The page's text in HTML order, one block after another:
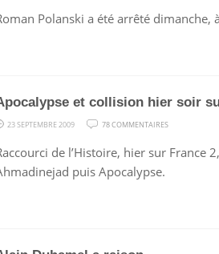
:
Polanski a été arrêté dimanche,
et collision hier soir
23 SEPTEMBRE 2009 78 COMMENTAIRES
ET
de l’Histoire, hier sur
puis Apocalypse.